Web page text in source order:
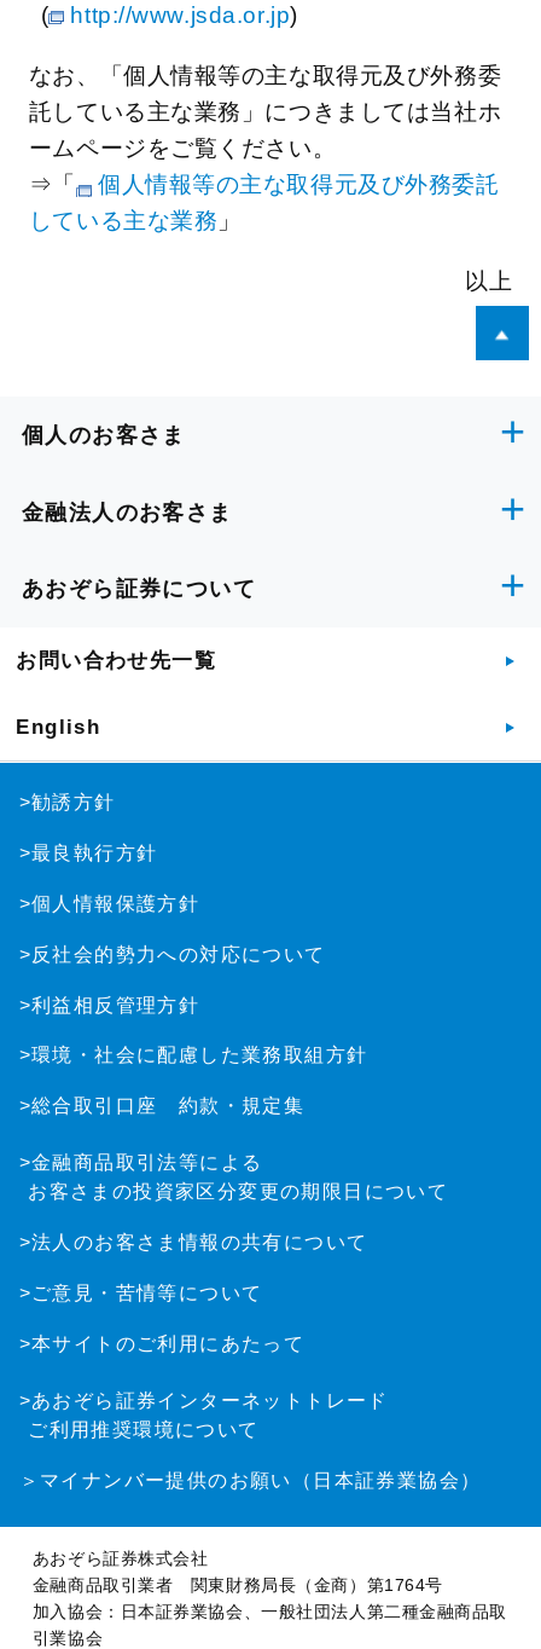
(
http://www.jsda.or.jp)
なお、「個人情報等の主な取得元及び外務委
託している主な業務」につきましては当社ホ
ームページをご覧ください。
⇒「
個人情報等の主な取得元及び外務委託
している主な業務 」
以上
個人のお客さま
金融法人のお客さま
あおぞら証券について
お問い合わせ先一覧
English
>勧誘方針
>最良執行方針
>個人情報保護方針
>反社会的勢力への対応について
>利益相反管理方針
>環境・社会に配慮した業務取組方針
>総合取引口座 約款・規定集
>金融商品取引法等による
お客さまの投資家区分変更の期限日について
>法人のお客さま情報の共有について
>ご意見・苦情等について
>本サイトのご利用にあたって
>あおぞら証券インターネットトレード
ご利用推奨環境について
＞マイナンバー提供のお願い（日本証券業協会）
あおぞら証券株式会社
金融商品取引業者 関東財務局長（金商）第1764号
加入協会：日本証券業協会、一般社団法人第二種金融商品取
引業協会